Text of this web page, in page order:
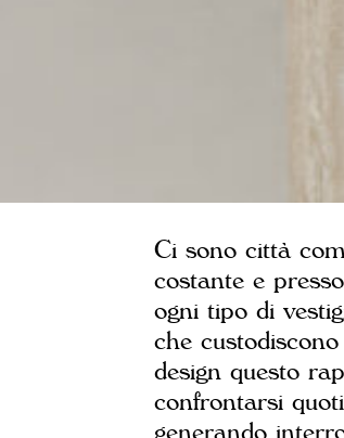
Ci sono città
costante e
ogni tipo di
che
design questo
confrontarsi
generando